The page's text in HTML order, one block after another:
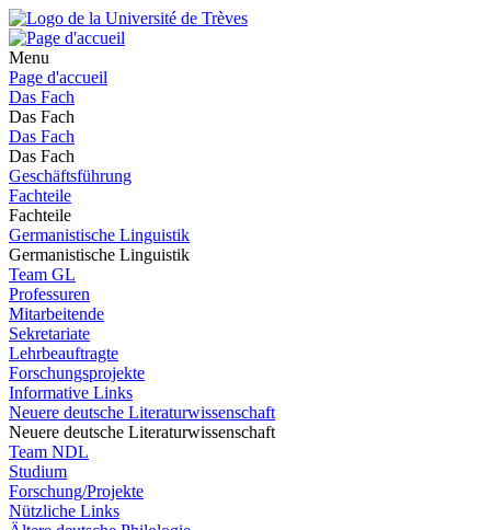
Menu
Page d'accueil
Das Fach
Das Fach
Das Fach
Das Fach
Geschäftsführung
Fachteile
Fachteile
Germanistische Linguistik
Germanistische Linguistik
Team GL
Professuren
Mitarbeitende
Sekretariate
Lehrbeauftragte
Forschungsprojekte
Informative Links
Neuere deutsche Literaturwissenschaft
Neuere deutsche Literaturwissenschaft
Team NDL
Studium
Forschung/Projekte
Nützliche Links